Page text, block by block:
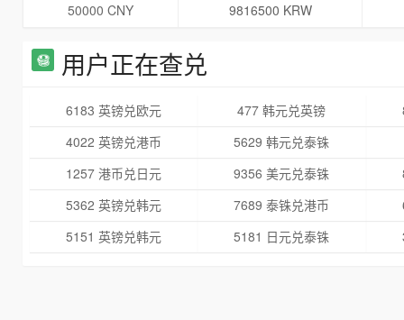
50000 CNY
9816500 KRW
用户正在查兑
6183 英镑兑欧元 477 韩元兑英镑
4022 英镑兑港币
5629 韩元兑泰铢
1257 港币兑日元
9356 美元兑泰铢
5362 英镑兑韩元
7689 泰铢兑港币
5151 英镑兑韩元
5181 日元兑泰铢